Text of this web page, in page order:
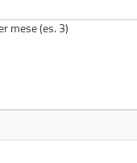
mese (es. 3)